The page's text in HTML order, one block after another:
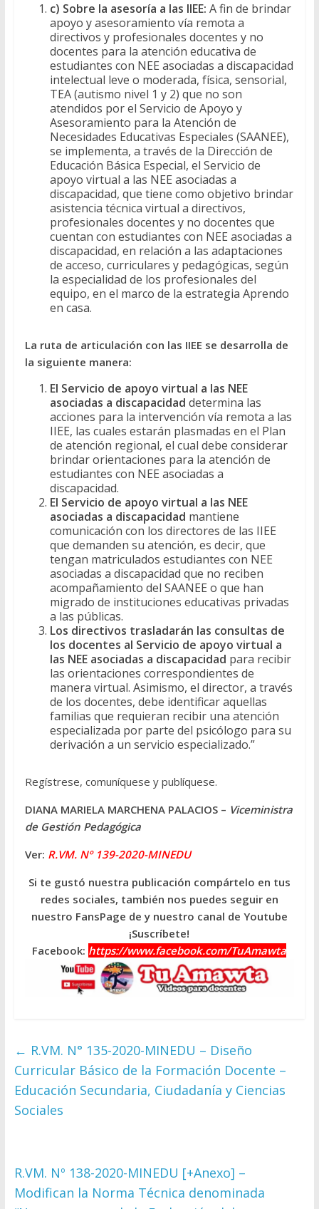
c) Sobre la asesoría a las IIEE: A fin de brindar
apoyo y asesoramiento vía remota a
directivos y profesionales docentes y no
docentes para la atención educativa de
estudiantes con NEE asociadas a discapacidad
intelectual leve o moderada, física, sensorial,
TEA (autismo nivel 1 y 2) que no son
atendidos por el Servicio de Apoyo y
Asesoramiento para la Atención de
Necesidades Educativas Especiales (SAANEE),
se implementa, a través de la Dirección de
Educación Básica Especial, el Servicio de
apoyo virtual a las NEE asociadas a
discapacidad, que tiene como objetivo brindar
asistencia técnica virtual a directivos,
profesionales docentes y no docentes que
cuentan con estudiantes con NEE asociadas a
discapacidad, en relación a las adaptaciones
de acceso, curriculares y pedagógicas, según
la especialidad de los profesionales del
equipo, en el marco de la estrategia Aprendo
en casa.
La ruta de articulación con las IIEE se desarrolla de
la siguiente manera:
El Servicio de apoyo virtual a las NEE
asociadas a discapacidad determina las
acciones para la intervención vía remota a las
IIEE, las cuales estarán plasmadas en el Plan
de atención regional, el cual debe considerar
brindar orientaciones para la atención de
estudiantes con NEE asociadas a
discapacidad.
El Servicio de apoyo virtual a las NEE
asociadas a discapacidad mantiene
comunicación con los directores de las IIEE
que demanden su atención, es decir, que
tengan matriculados estudiantes con NEE
asociadas a discapacidad que no reciben
acompañamiento del SAANEE o que han
migrado de instituciones educativas privadas
a las públicas.
Los directivos trasladarán las consultas de
los docentes al Servicio de apoyo virtual a
las NEE asociadas a discapacidad para recibir
las orientaciones correspondientes de
manera virtual. Asimismo, el director, a través
de los docentes, debe identificar aquellas
familias que requieran recibir una atención
especializada por parte del psicólogo para su
derivación a un servicio especializado.”
Regístrese, comuníquese y publíquese.
DIANA MARIELA MARCHENA PALACIOS – Viceministra
de Gestión Pedagógica
Ver: R.VM. Nº 139-2020-MINEDU
Si te gustó nuestra publicación compártelo en tus
redes sociales, también nos puedes seguir en
nuestro FansPage de y nuestro canal de Youtube
¡Suscríbete!
Facebook: https://www.facebook.com/TuAmawta
← R.VM. N° 135-2020-MINEDU – Diseño
Curricular Básico de la Formación Docente –
Educación Secundaria, Ciudadanía y Ciencias
Sociales
R.VM. Nº 138-2020-MINEDU [+Anexo] –
Modifican la Norma Técnica denominada